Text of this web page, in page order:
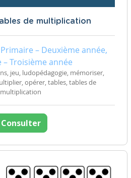
de multiplication
Primaire – Deuxième année,
– Troisième année
jeu, ludopédagogie, mémoriser,
opérer, tables, tables de
multiplication
Consulter